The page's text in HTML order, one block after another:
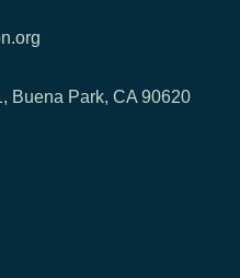
Buena Park, CA 90620